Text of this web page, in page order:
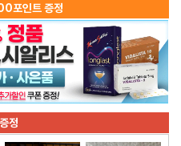
포인트 증정
정